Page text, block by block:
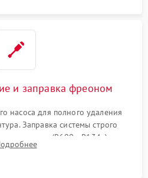
и заправка фреоном
насоса для полного удаления
Заправка системы строго
(R600a, R134a) по
рабочего давления в системе.